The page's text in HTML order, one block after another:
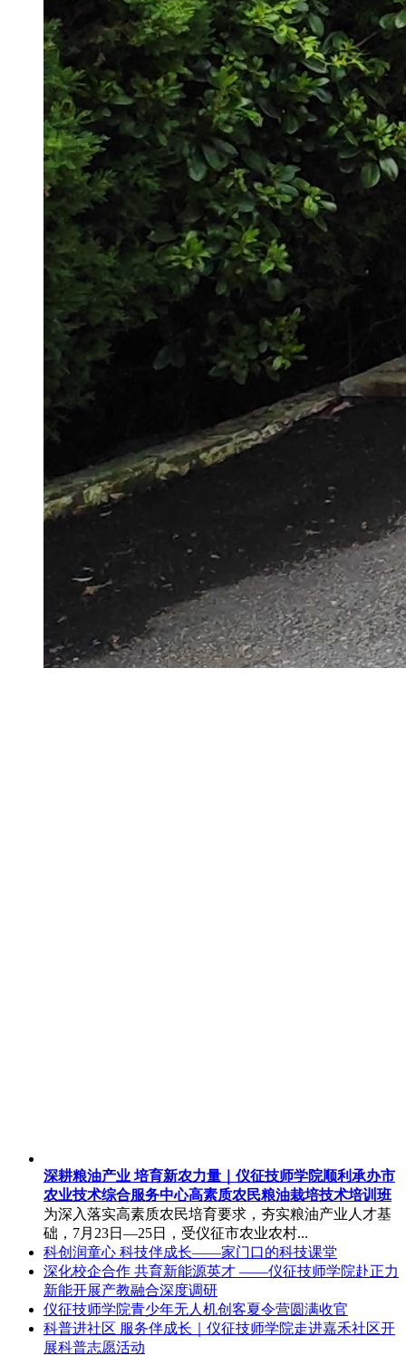
深耕粮油产业 培育新农力量｜仪征技师学院顺利承办市
农业技术综合服务中心高素质农民粮油栽培技术培训班
为深入落实高素质农民培育要求，夯实粮油产业人才基
础，7月23日—25日，受仪征市农业农村...
科创润童心 科技伴成长——家门口的科技课堂
深化校企合作 共育新能源英才 ——仪征技师学院赴正力
新能开展产教融合深度调研
仪征技师学院青少年无人机创客夏令营圆满收官
科普进社区 服务伴成长｜仪征技师学院走进嘉禾社区开
展科普志愿活动